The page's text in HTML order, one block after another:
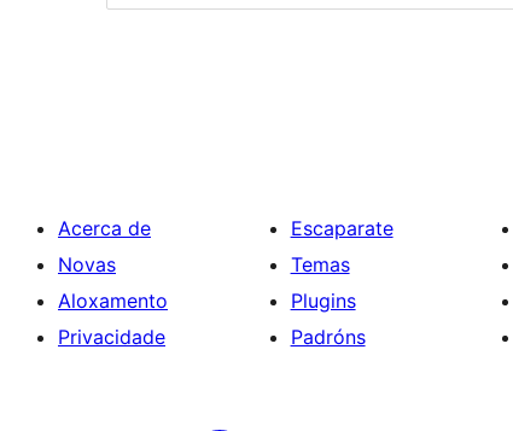
Acerca de
Novas
Aloxamento
Privacidade
Escaparate
Temas
Plugins
Padróns